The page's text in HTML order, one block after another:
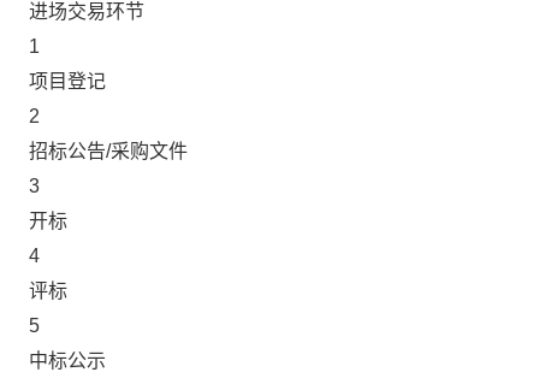
进场交易环节
1
项目登记
2
招标公告/采购文件
3
开标
4
评标
5
中标公示